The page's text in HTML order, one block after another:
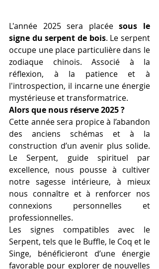
L'année 2025 sera placée sous le
signe du serpent de bois. Le serpent
occupe une place particulière dans le
zodiaque chinois. Associé à la
réflexion, à la patience et à
l'introspection, il incarne une énergie
mystérieuse et transformatrice.
Alors que nous réserve 2025 ?
Cette année sera propice à l’abandon
des anciens schémas et à la
construction d’un avenir plus solide.
Le Serpent, guide spirituel par
excellence, nous pousse à cultiver
notre sagesse intérieure, à mieux
nous connaître et à renforcer nos
connexions personnelles et
professionnelles.
Les signes compatibles avec le
Serpent, tels que le Buffle, le Coq et le
Singe, bénéficieront d’une énergie
favorable pour explorer de nouvelles